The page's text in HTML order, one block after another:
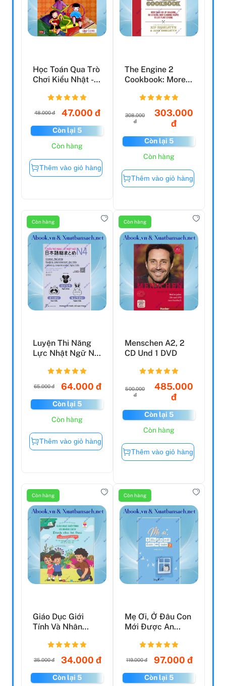
Học Toán Qua Trò
Chơi Kiểu Nhật -
48.000 đ 47.000 đ
Còn lại 5
Còn hàng
Thêm vào giỏ hàng
The Engine 2
Cookbook: More
Smacking,...
308.000
đ
303.000
đ
Còn lại 5
Còn hàng
Thêm vào giỏ hàng
Còn hàng
Luyện Thi Năng
Lực Nhật Ngữ N4:
Hiểu...
65.000 đ 64.000 đ
Còn lại 5
Còn hàng
Thêm vào giỏ hàng
Còn hàng
Menschen A2, 2
CD Und 1 DVD
500.000
đ
485.000
đ
Còn lại 5
Còn hàng
Thêm vào giỏ hàng
Còn hàng
Giáo Dục Giới
Tính Và Nhân
Bé Trai -...
35.000 đ 34.000 đ
Còn lại 5
Còn hàng
Mẹ Ơi, Ở Đâu Con
Mới Được An
119.000 đ 97.000 đ
Còn lại 5